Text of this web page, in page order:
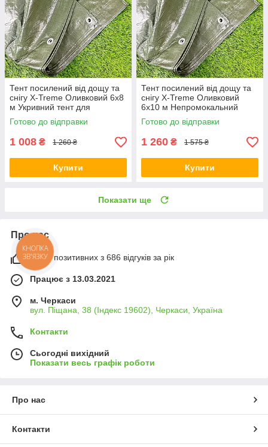
Тент посилений від дощу та
снігу X-Treme Оливковий 6х8
м Укривний тент для
сільського господарства
Готово до відправки
1 008 ₴ 1 260 ₴
Купити
Тент посилений від дощу та
снігу X-Treme Оливковий
6х10 м Непромокальний
посилений тент
Готово до відправки
1 260 ₴ 1 575 ₴
Купити
Показати ще
Про нас
100% позитивних з 686 відгуків за рік
Працює з 13.03.2021
м. Черкаси
вул. Піщана, 38 (Індекс 19602), Черкаси, Україна
Контакти
Сьогодні вихідний
Показати весь графік роботи
Про нас
Контакти
КНОПКА
ЗВ'ЯЗКУ